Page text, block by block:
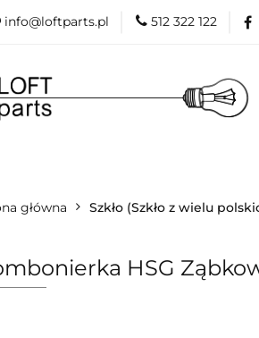
info@loftparts.pl 512 322 122
Kategorie
Katalogi
główna Szkło (Szkło z wielu
HSG